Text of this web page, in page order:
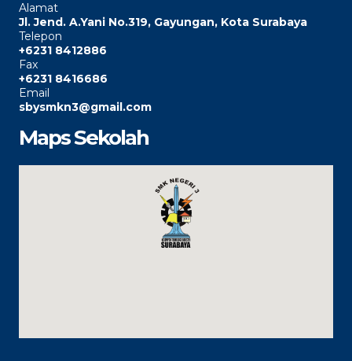
Alamat
Jl. Jend. A.Yani No.319, Gayungan, Kota Surabaya
Telepon
+6231 8412886
Fax
+6231 8416686
Email
sbysmkn3@gmail.com
Maps Sekolah